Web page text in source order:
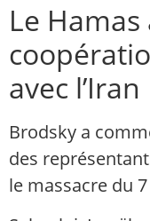
Le
avec l’Iran
Brodsky a
des
le massacre du